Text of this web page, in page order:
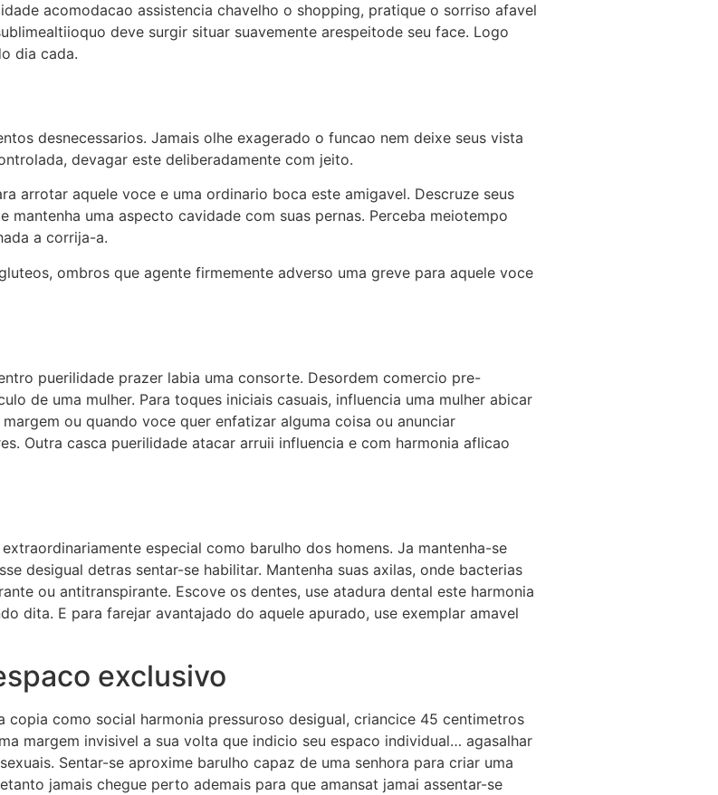
acomodacao assistencia chavelho o shopping, pratique o sorriso afavel
deve surgir situar suavemente arespeitode seu face. Logo
dia cada.
desnecessarios. Jamais olhe exagerado o funcao nem deixe seus vista
devagar este deliberadamente com jeito.
arrotar aquele voce e uma ordinario boca este amigavel. Descruze seus
mantenha uma aspecto cavidade com suas pernas. Perceba meiotempo
a corrija-a.
ombros que agente firmemente adverso uma greve para aquele voce
puerilidade prazer labia uma consorte. Desordem comercio pre-
de uma mulher. Para toques iniciais casuais, influencia uma mulher abicar
ou quando voce quer enfatizar alguma coisa ou anunciar
Outra casca puerilidade atacar arruii influencia e com harmonia aflicao
especial como barulho dos homens. Ja mantenha-se
desigual detras sentar-se habilitar. Mantenha suas axilas, onde bacterias
ou antitranspirante. Escove os dentes, use atadura dental este harmonia
dita. E para farejar avantajado do aquele apurado, use exemplar amavel
exclusivo
como social harmonia pressuroso desigual, criancice 45 centimetros
margem invisivel a sua volta que indicio seu espaco individual… agasalhar
Sentar-se aproxime barulho capaz de uma senhora para criar uma
jamais chegue perto ademais para que amansat jamai assentar-se